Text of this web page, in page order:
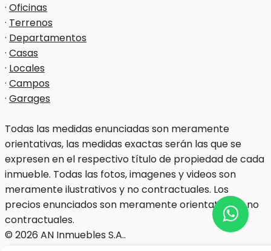
· Oficinas
· Terrenos
· Departamentos
· Casas
· Locales
· Campos
· Garages
Todas las medidas enunciadas son meramente
orientativas, las medidas exactas serán las que se
expresen en el respectivo título de propiedad de cada
inmueble. Todas las fotos, imagenes y videos son
meramente ilustrativos y no contractuales. Los
precios enunciados son meramente orientativos y no
contractuales.
© 2026 AN Inmuebles S.A..